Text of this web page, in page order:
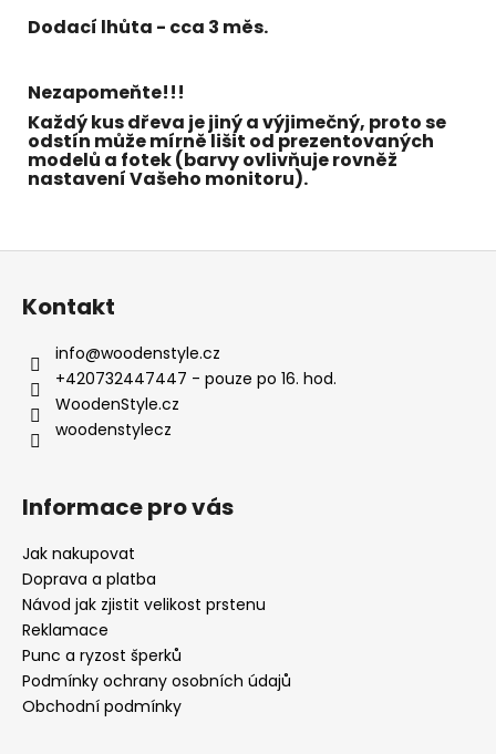
Dodací lhůta - cca 3 měs.
Nezapomeňte!!!
Každý kus dřeva je jiný a výjimečný, proto se
odstín může mírně lišit od prezentovaných
modelů a fotek (barvy ovlivňuje rovněž
nastavení Vašeho monitoru).
Z
Kontakt
info@woodenstyle.cz
+420732447447 - pouze po 16. hod.
WoodenStyle.cz
woodenstylecz
Informace pro vás
Jak nakupovat
Doprava a platba
Návod jak zjistit velikost prstenu
Reklamace
Punc a ryzost šperků
Podmínky ochrany osobních údajů
Obchodní podmínky